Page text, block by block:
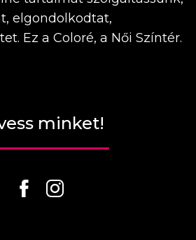
elgondolkodtat,
Ez a Coloré, a Női Színtér.
minket!